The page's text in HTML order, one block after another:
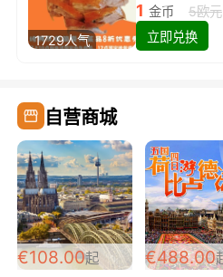
1729人气
1 金币
5欧元
立即兑换
自营商城
€108.00起 €488.00